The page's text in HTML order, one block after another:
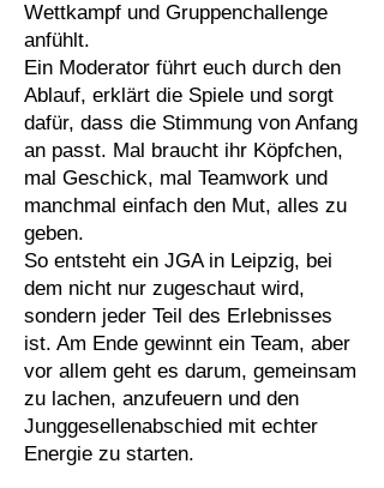
Wettkampf und Gruppenchallenge
anfühlt.
Ein Moderator führt euch durch den
Ablauf, erklärt die Spiele und sorgt
dafür, dass die Stimmung von Anfang
an passt. Mal braucht ihr Köpfchen,
mal Geschick, mal Teamwork und
manchmal einfach den Mut, alles zu
geben.
So entsteht ein JGA in Leipzig, bei
dem nicht nur zugeschaut wird,
sondern jeder Teil des Erlebnisses
ist. Am Ende gewinnt ein Team, aber
vor allem geht es darum, gemeinsam
zu lachen, anzufeuern und den
Junggesellenabschied mit echter
Energie zu starten.